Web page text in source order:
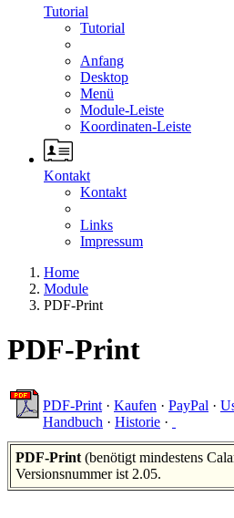
Tutorial
Tutorial
Anfang
Desktop
Menü
Module-Leiste
Koordinaten-Leiste
Kontakt
Kontakt
Links
Impressum
Home
Module
PDF-Print
PDF-Print
PDF-Print · Kaufen · PayPal ·
Handbuch · Historie ·
PDF-Print (benötigt mindestens
Versionsnummer ist 2.05.